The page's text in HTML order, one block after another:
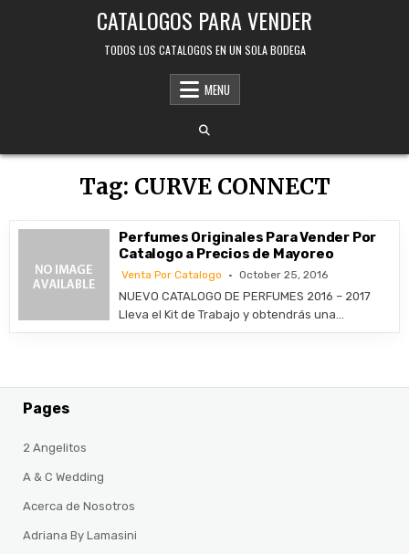
CATALOGOS PARA VENDER
TODOS LOS CATALOGOS EN UN SOLA BODEGA
MENU
Tag: CURVE CONNECT
Perfumes Originales Para Vender Por
Catalogo a Precios de Mayoreo
Venta Por Catalogo October 25, 2016
NUEVO CATALOGO DE PERFUMES 2016 – 2017
Lleva el Kit de Trabajo y obtendrás una…
Pages
2 Angelitos
A & C Wedding
Acerca de Nosotros
Adriana By Lamasini